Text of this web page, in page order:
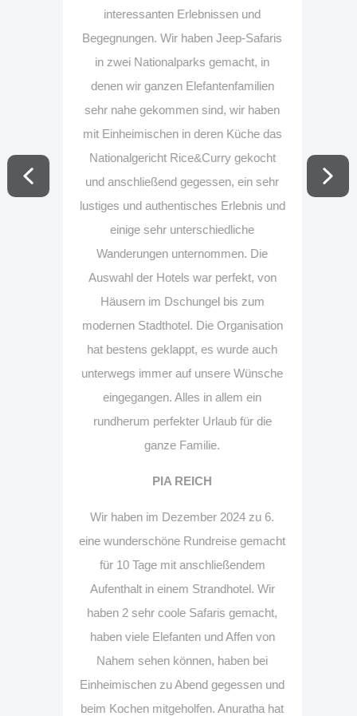
interessanten Erlebnissen und
Begegnungen. Wir haben Jeep-Safaris
in zwei Nationalparks gemacht, in
denen wir ganzen Elefantenfamilien
sehr nahe gekommen sind, wir haben
mit Einheimischen in deren Küche das
Nationalgericht Rice&Curry gekocht
und anschließend gegessen, ein sehr
lustiges und authentisches Erlebnis und
einige sehr unterschiedliche
Wanderungen unternommen. Die
Auswahl der Hotels war perfekt, von
Häusern im Dschungel bis zum
modernen Stadthotel. Die Organisation
hat bestens geklappt, es wurde auch
unterwegs immer auf unsere Wünsche
eingegangen. Alles in allem ein
rundherum perfekter Urlaub für die
ganze Familie.
PIA REICH
Wir haben im Dezember 2024 zu 6.
eine wunderschöne Rundreise gemacht
für 10 Tage mit anschließendem
Aufenthalt in einem Strandhotel. Wir
haben 2 sehr coole Safaris gemacht,
haben viele Elefanten und Affen von
Nahem sehen können, haben bei
Einheimischen zu Abend gegessen und
beim Kochen mitgeholfen. Anuratha hat